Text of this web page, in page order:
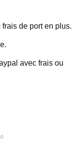
de port en plus.
avec frais ou